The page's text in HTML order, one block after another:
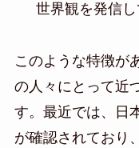
世界観を発信し
このような特徴が
の人々にとって近
す。最近では、日
が確認されており